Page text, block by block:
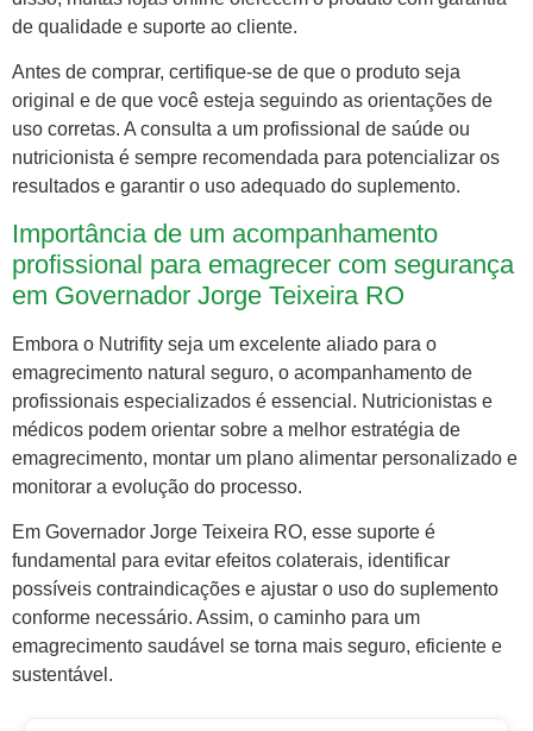
de qualidade e suporte ao cliente.
Antes de comprar, certifique-se de que o produto seja
original e de que você esteja seguindo as orientações de
uso corretas. A consulta a um profissional de saúde ou
nutricionista é sempre recomendada para potencializar os
resultados e garantir o uso adequado do suplemento.
Importância de um acompanhamento
profissional para emagrecer com segurança
em Governador Jorge Teixeira RO
Embora o Nutrifity seja um excelente aliado para o
emagrecimento natural seguro, o acompanhamento de
profissionais especializados é essencial. Nutricionistas e
médicos podem orientar sobre a melhor estratégia de
emagrecimento, montar um plano alimentar personalizado e
monitorar a evolução do processo.
Em Governador Jorge Teixeira RO, esse suporte é
fundamental para evitar efeitos colaterais, identificar
possíveis contraindicações e ajustar o uso do suplemento
conforme necessário. Assim, o caminho para um
emagrecimento saudável se torna mais seguro, eficiente e
sustentável.